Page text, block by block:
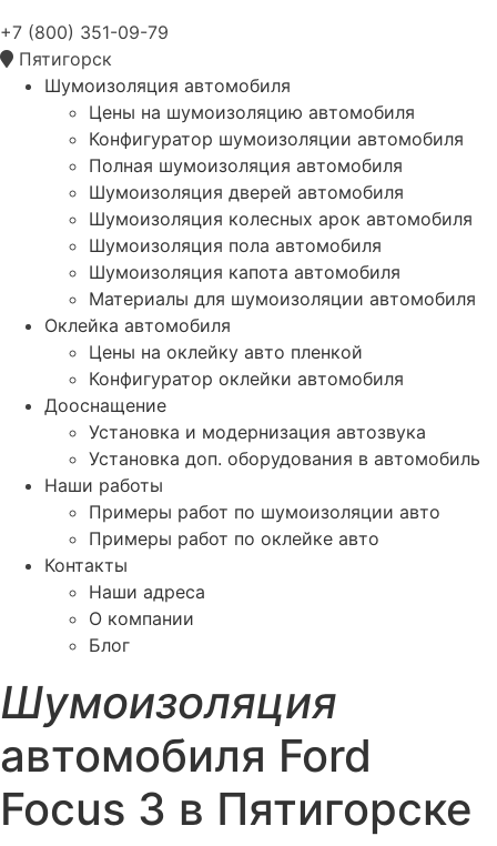
+7 (800) 351-09-79
Пятигорск
Шумоизоляция автомобиля
Цены на шумоизоляцию автомобиля
Конфигуратор шумоизоляции автомобиля
Полная шумоизоляция автомобиля
Шумоизоляция дверей автомобиля
Шумоизоляция колесных арок автомобиля
Шумоизоляция пола автомобиля
Шумоизоляция капота автомобиля
Материалы для шумоизоляции автомобиля
Оклейка автомобиля
Цены на оклейку авто пленкой
Конфигуратор оклейки автомобиля
Дооснащение
Установка и модернизация автозвука
Установка доп. оборудования в автомобиль
Наши работы
Примеры работ по шумоизоляции авто
Примеры работ по оклейке авто
Контакты
Наши адреса
О компании
Блог
Шумоизоляция
автомобиля Ford
Focus 3 в Пятигорске